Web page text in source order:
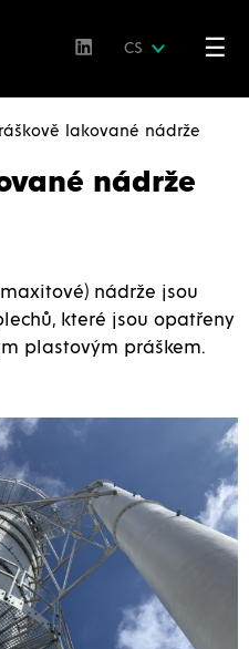
CS ☰
lakované nádrže
nádrže
nádrže jsou
které jsou opatřeny
plastovým práškem.